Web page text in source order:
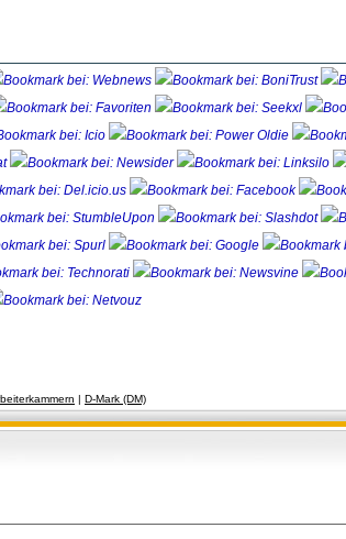
| D-Mark (DM)